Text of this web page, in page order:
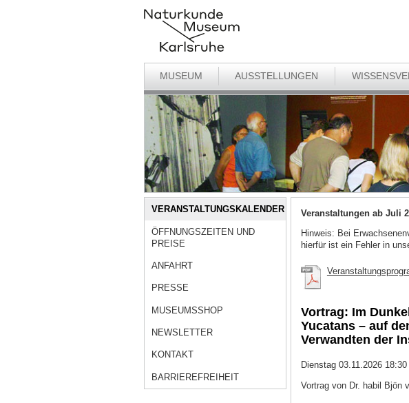
MUSEUM AUSSTELLUNGEN
VERANSTALTUNGSKALENDER
ÖFFNUNGSZEITEN UND
PREISE
ANFAHRT
PRESSE
MUSEUMSSHOP
NEWSLETTER
KONTAKT
BARRIEREFREIHEIT
Veranstaltungen ab Juli
Hinweis: Bei
hierfür ist ein Fehler in
Vortrag: Im
Yucatans – auf
Verwandten der
Dienstag 03.11.2026 18:30
Vortrag von Dr. habil Bjön